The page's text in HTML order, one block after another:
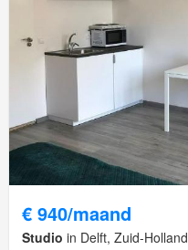
€ 940/maand
Studio in Delft, Zuid-Holland